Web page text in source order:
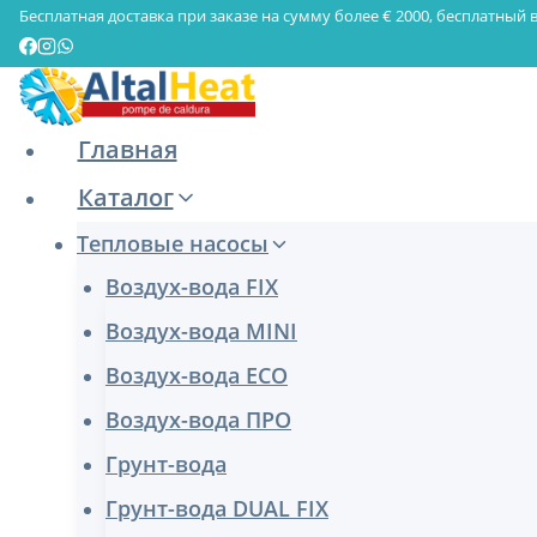
Перейти
содержимому
Бесплатная доставка при заказе на сумму более € 2000, бесплатный
Главная
Каталог
Тепловые насосы
Воздух-вода FIX
Воздух-вода MINI
Воздух-вода ECO
Воздух-вода ПРО
Грунт-вода
Грунт-вода DUAL FIX